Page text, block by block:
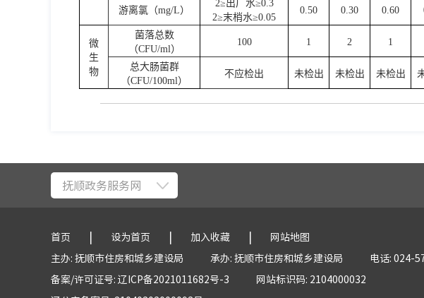
游离氯（mg/L）
2≥出厂水≥0.3
2≥末梢水≥0.05
0.50 0.30 0.60
微
生
物
菌落总数
（CFU/ml）
100 1 2 1
总大肠菌群
（CFU/100ml）
不应检出 未检出 未检出 未检出
抚顺政务服务网
首页 | 设为首页 | 加入收藏 |
网站地图
主办: 抚顺市住房和城乡建设局
承办: 抚顺市住房和城乡建设局
电话: 024-
备案/许可证号: 辽ICP备2021011682号-3
网站标识码: 2104000032